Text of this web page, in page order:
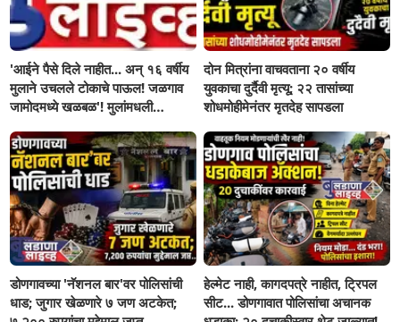
'आईने पैसे दिले नाहीत... अन् १६ वर्षीय
मुलाने उचलले टोकाचे पाऊल! जळगाव
जामोदमध्ये खळबळ'! मुलांमधली
दोन मित्रांना वाचवताना २० वर्षीय
युवकाचा दुर्दैवी मृत्यू; २२ तासांच्या
शोधमोहीमेनंतर मृतदेह सापडला
डोणगावच्या 'नॅशनल बार'वर पोलिसांची
धाड; जुगार खेळणारे ७ जण अटकेत;
हेल्मेट नाही, कागदपत्रे नाहीत, ट्रिपल
सीट... डोणगावात पोलिसांचा अचानक